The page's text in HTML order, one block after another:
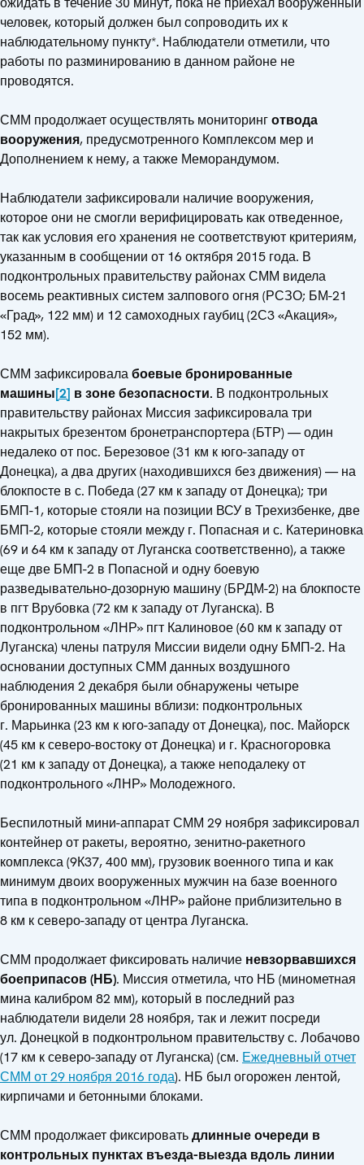
человек, который должен был сопроводить их к
наблюдательному пункту*. Наблюдатели отметили, что
работы по разминированию в данном районе не
проводятся.
СММ продолжает осуществлять мониторинготвода
вооружения, предусмотренного Комплексом мер и
Дополнением к нему, а также Меморандумом.
Наблюдатели зафиксировали наличие вооружения,
которое они не смогли верифицировать как отведенное,
так как условия его хранения не соответствуют критериям,
указанным в сообщении от 16 октября 2015 года. В
подконтрольных правительству районах СММ видела
восемь реактивных систем залпового огня (РСЗО; БМ-21
«Град», 122 мм) и 12 самоходных гаубиц (2С3 «Акация»,
152 мм).
СММ зафиксировалабоевые бронированные
машины[2] в зоне безопасности. В подконтрольных
правительству районах Миссия зафиксировала три
накрытых брезентом бронетранспортера (БТР) — один
недалеко от пос. Березовое (31 км к юго-западу от
Донецка), а два других (находившихся без движения) — на
блокпосте в с. Победа (27 км к западу от Донецка); три
БМП-1, которые стояли на позиции ВСУ в Трехизбенке, две
БМП-2, которые стояли между г. Попасная и с. Катериновка
(69 и 64 км к западу от Луганска соответственно), а также
еще две БМП-2 в Попасной и одну боевую
разведывательно-дозорную машину (БРДМ-2) на блокпосте
в пгт Врубовка (72 км к западу от Луганска). В
подконтрольном «ЛНР» пгт Калиновое (60 км к западу от
Луганска) члены патруля Миссии видели одну БМП-2. На
основании доступных СММ данных воздушного
наблюдения 2 декабря были обнаружены четыре
бронированных машины вблизи: подконтрольных
г. Марьинка (23 км к юго-западу от Донецка), пос. Майорск
(45 км к северо-востоку от Донецка) и г. Красногоровка
(21 км к западу от Донецка), а также неподалеку от
подконтрольного «ЛНР» Молодежного.
Беспилотный мини-аппарат СММ 29 ноября зафиксировал
контейнер от ракеты, вероятно, зенитно-ракетного
комплекса (9К37, 400 мм), грузовик военного типа и как
минимум двоих вооруженных мужчин на базе военного
типа в подконтрольном «ЛНР» районе приблизительно в
8 км к северо-западу от центра Луганска.
СММ продолжает фиксировать наличие невзорвавшихся
боеприпасов (НБ). Миссия отметила, что НБ (минометная
мина калибром 82 мм), который в последний раз
наблюдатели видели 28 ноября, так и лежит посреди
ул. Донецкой в подконтрольном правительству с. Лобачово
(17 км к северо-западу от Луганска) (см. Ежедневный отчет
СММ от 29 ноября 2016 года). НБ был огорожен лентой,
кирпичами и бетонными блоками.
СММ продолжает фиксироватьдлинные очереди в
контрольных пунктах въезда-выезда вдоль линии